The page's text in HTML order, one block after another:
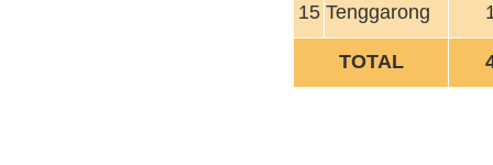
15 Tenggarong
TOTAL